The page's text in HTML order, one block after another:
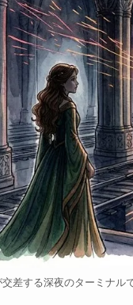
差する深夜のターミナル